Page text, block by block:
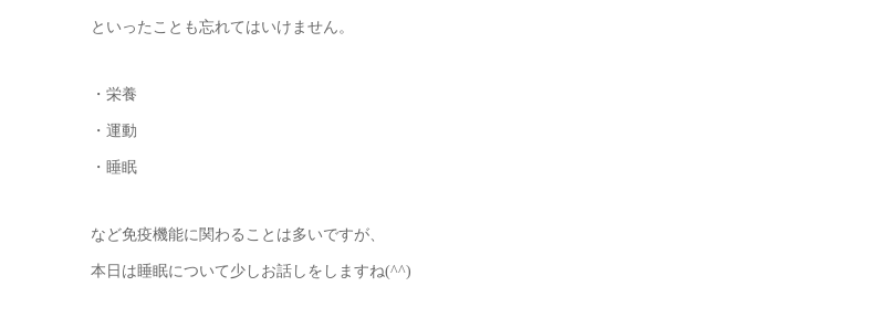
といったことも忘れてはいけません。
・栄養
・運動
・睡眠
など免疫機能に関わることは多いですが、
本日は睡眠について少しお話しをしますね(^^)